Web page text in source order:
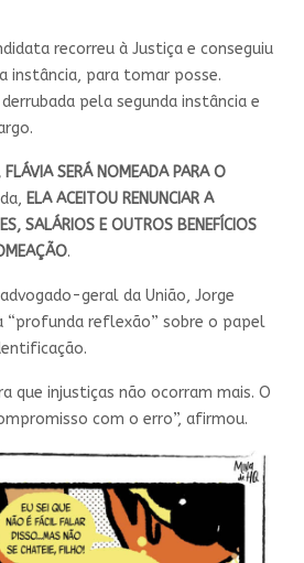
recorreu à Justiça e conseguiu
instância, para tomar posse.
pela segunda instância e
FLÁVIA SERÁ NOMEADA PARA O
ELA ACEITOU RENUNCIAR A
SALÁRIOS E OUTROS BENEFÍCIOS
.
geral da União, Jorge
“profunda reflexão” sobre o papel
que injustiças não ocorram mais. O
com o erro”, afirmou.